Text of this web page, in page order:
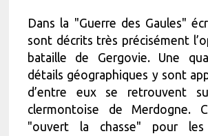
Dans la "Guerre des Gaules"
sont décrits très précisément
bataille de Gergovie. Une
détails géographiques y sont
d’entre eux se retrouvent
clermontoise de Merdogne.
"ouvert la chasse" pour les